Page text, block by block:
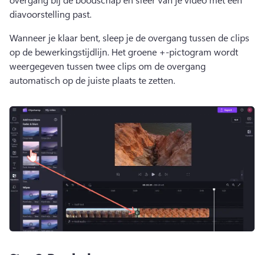
diavoorstelling past.
Wanneer je klaar bent, sleep je de overgang tussen de clips
op de bewerkingstijdlijn. Het groene +-pictogram wordt
weergegeven tussen twee clips om de overgang
automatisch op de juiste plaats te zetten.